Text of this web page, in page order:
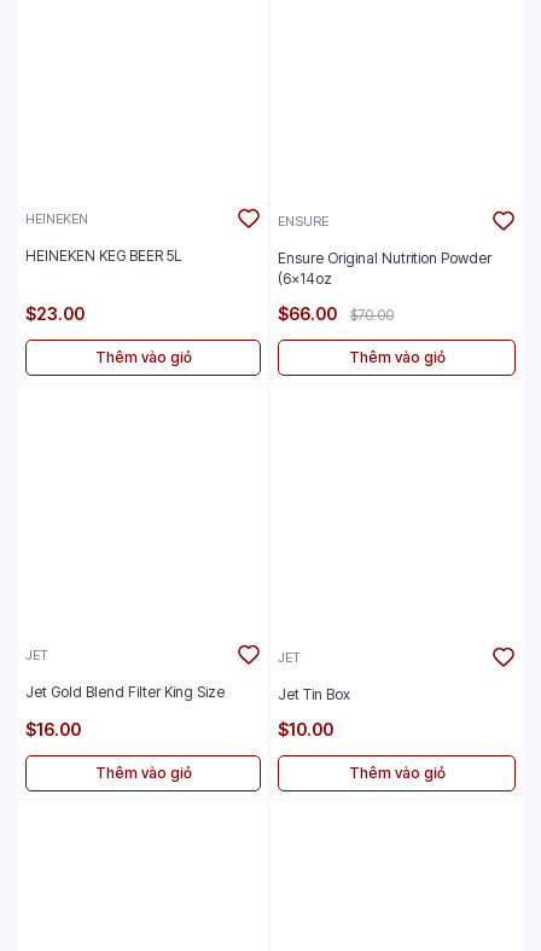
HEINEKEN
HEINEKEN KEG BEER 5L
$23.00
Thêm vào giỏ
ENSURE
Ensure Original Nutrition Powder
(6x14oz
$66.00 $70.00
Thêm vào giỏ
JET
Jet Gold Blend Filter King Size
$16.00
Thêm vào giỏ
JET
Jet Tin Box
$10.00
Thêm vào giỏ